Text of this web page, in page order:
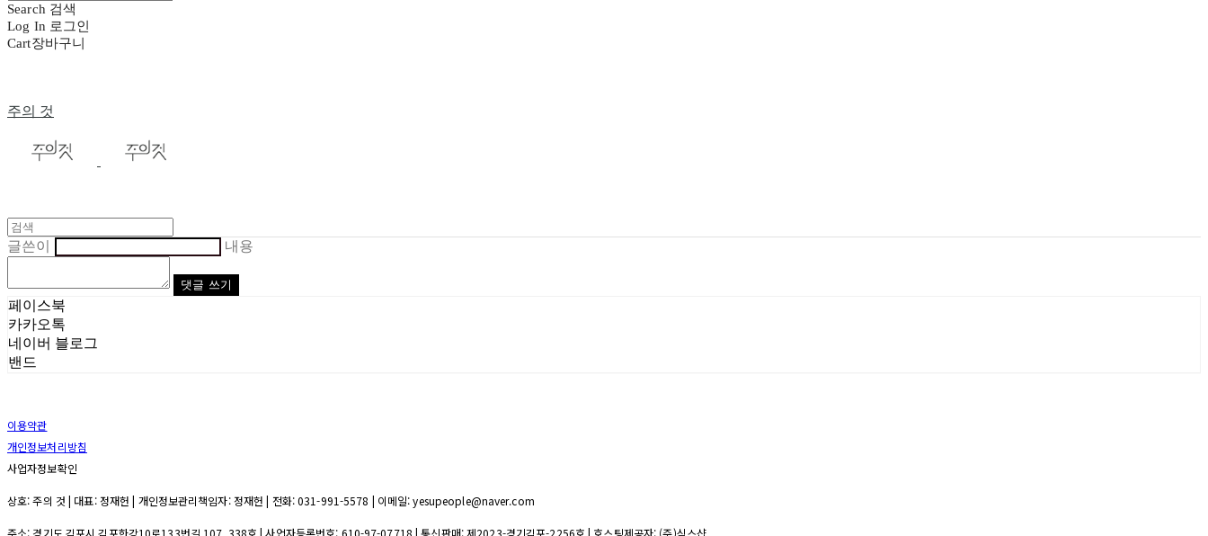
Search 검색
Log In 로그인
Cart장바구니
주의 것
글쓴이 내용
댓글 쓰기
페이스북
카카오톡
네이버 블로그
밴드
이용약관
개인정보처리방침
사업자정보확인
상호: 주의 것 | 대표: 정재헌 | 개인정보관리책임자: 정재헌 | 전화: 031-991-5578 | 이메일: yesupeople@naver.com